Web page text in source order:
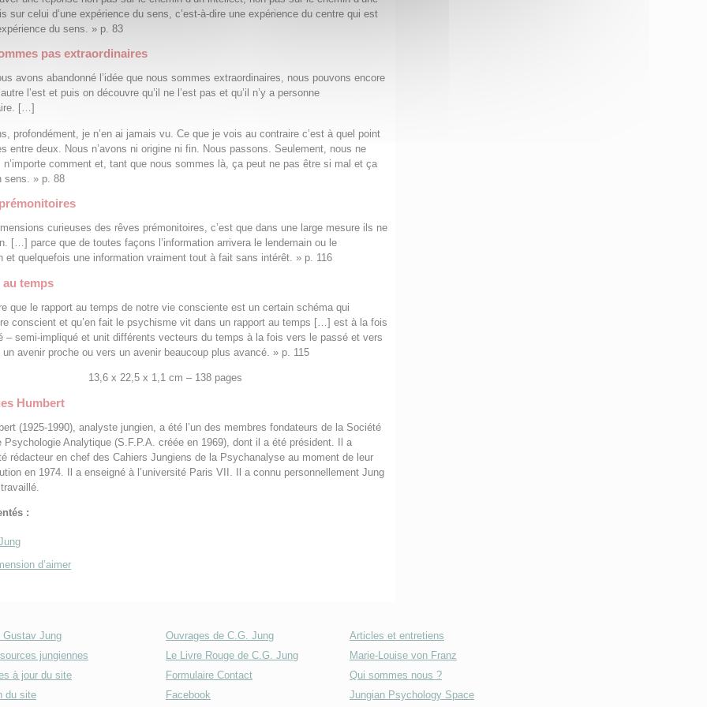
sur celui d’une expérience du sens, c’est-à-dire une expérience du centre qui est
du sens. » p. 83
pas extraordinaires
avons abandonné l’idée que nous sommes extraordinaires, nous pouvons encore
l’est et puis on découvre qu’il ne l’est pas et qu’il n’y a personne
[…]
profondément, je n’en ai jamais vu. Ce que je vois au contraire c’est à quel point
entre deux. Nous n’avons ni origine ni fin. Nous passons. Seulement, nous ne
n’importe comment et, tant que nous sommes là, ça peut ne pas être si mal et ça
sens. » p. 88
curieuses des rêves prémonitoires, c’est que dans une large mesure ils ne
[…] parce que de toutes façons l’information arrivera le lendemain ou le
et quelquefois une information vraiment tout à fait sans intérêt. » p. 116
temps
que le rapport au temps de notre vie consciente est un certain schéma qui
conscient et qu’en fait le psychisme vit dans un rapport au temps […] est à la fois
– semi-impliqué et unit différents vecteurs du temps à la fois vers le passé et vers
un avenir proche ou vers un avenir beaucoup plus avancé. » p. 115
13,6 x 22,5 x 1,1 cm – 138 pages
Humbert
(1925-1990), analyste jungien, a été l’un des membres fondateurs de la Société
Psychologie Analytique (S.F.P.A. créée en 1969), dont il a été président. Il a
rédacteur en chef des Cahiers Jungiens de la Psychanalyse au moment de leur
en 1974. Il a enseigné à l’université Paris VII. Il a connu personnellement Jung
:
d’aimer
Gustav Jung Ouvrages de C.G. Jung
Articles et entretiens
jungiennes
Le Livre Rouge de C.G. Jung
Marie-Louise von Franz
à jour du site
Formulaire Contact
Qui sommes nous ?
du site
Facebook Jungian Psychology Space